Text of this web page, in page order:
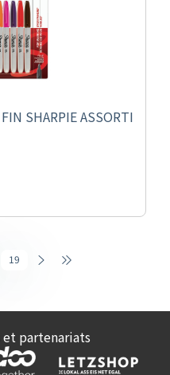
SHARPIE ASSORTI
19
et partenariats